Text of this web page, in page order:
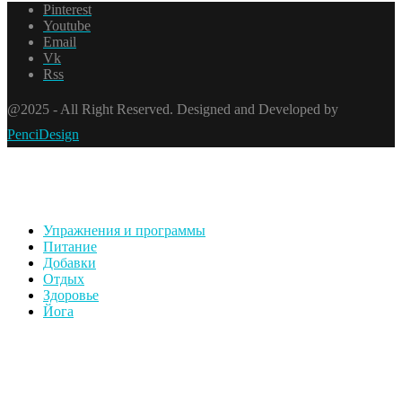
Pinterest
Youtube
Email
Vk
Rss
@2025 - All Right Reserved. Designed and Developed by
PenciDesign
Упражнения и программы
Питание
Добавки
Отдых
Здоровье
Йога